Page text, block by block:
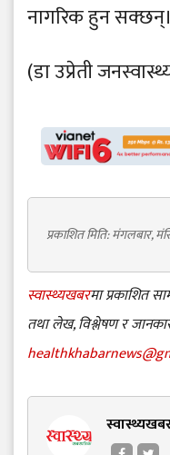
नागरिक हुन सक्छन्।
(डा उप्रेती
प्रकाशित मिति: मंगलबार,
स्वास्थ्यखबरमा प्रकाशित
तथा लेख, विश्लेषण र